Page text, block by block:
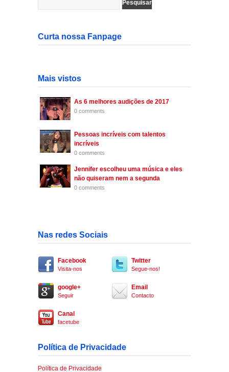
Curta nossa Fanpage
Mais vistos
As 6 melhores audições de 2017
0 comments
Pessoas incríveis com talentos
incríveis
0 comments
Jennifer escolheu uma música e eles
não quiseram nem a segunda
0 comments
Nas redes Sociais
Facebook
Visita-nos
Twitter
Segue-nos!
google+
Seguir
Email
Contacto
Canal
facetube
Política de Privacidade
Política de Privacidade